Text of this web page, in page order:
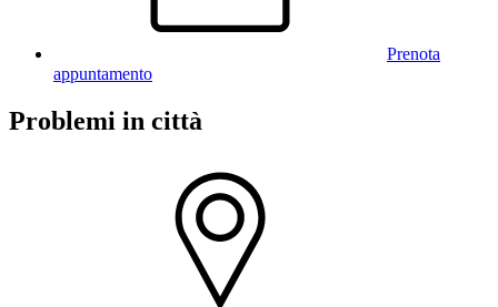
Prenota
appuntamento
Problemi in città